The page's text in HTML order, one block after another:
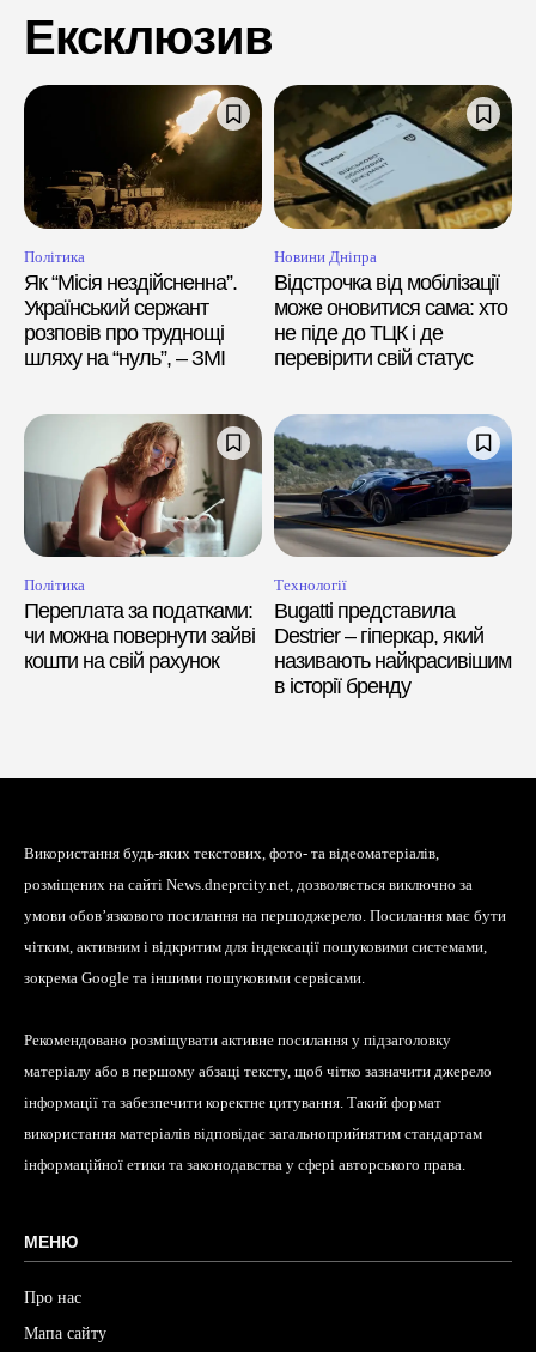
Ексклюзив
Політика
Як “Місія нездійсненна”.
Український сержант
розповів про труднощі
шляху на “нуль”, – ЗМІ
Новини Дніпра
Відстрочка від мобілізації
може оновитися сама: хто
не піде до ТЦК і де
перевірити свій статус
Політика
Переплата за податками:
чи можна повернути зайві
кошти на свій рахунок
Технології
Bugatti представила
Destrier – гіперкар, який
називають найкрасивішим
в історії бренду
Використання будь-яких текстових, фото- та відеоматеріалів,
розміщених на сайті News.dneprcity.net, дозволяється виключно за
умови обов’язкового посилання на першоджерело. Посилання має бути
чітким, активним і відкритим для індексації пошуковими системами,
зокрема Google та іншими пошуковими сервісами.
Рекомендовано розміщувати активне посилання у підзаголовку
матеріалу або в першому абзаці тексту, щоб чітко зазначити джерело
інформації та забезпечити коректне цитування. Такий формат
використання матеріалів відповідає загальноприйнятим стандартам
інформаційної етики та законодавства у сфері авторського права.
МЕНЮ
Про нас
Мапа сайту